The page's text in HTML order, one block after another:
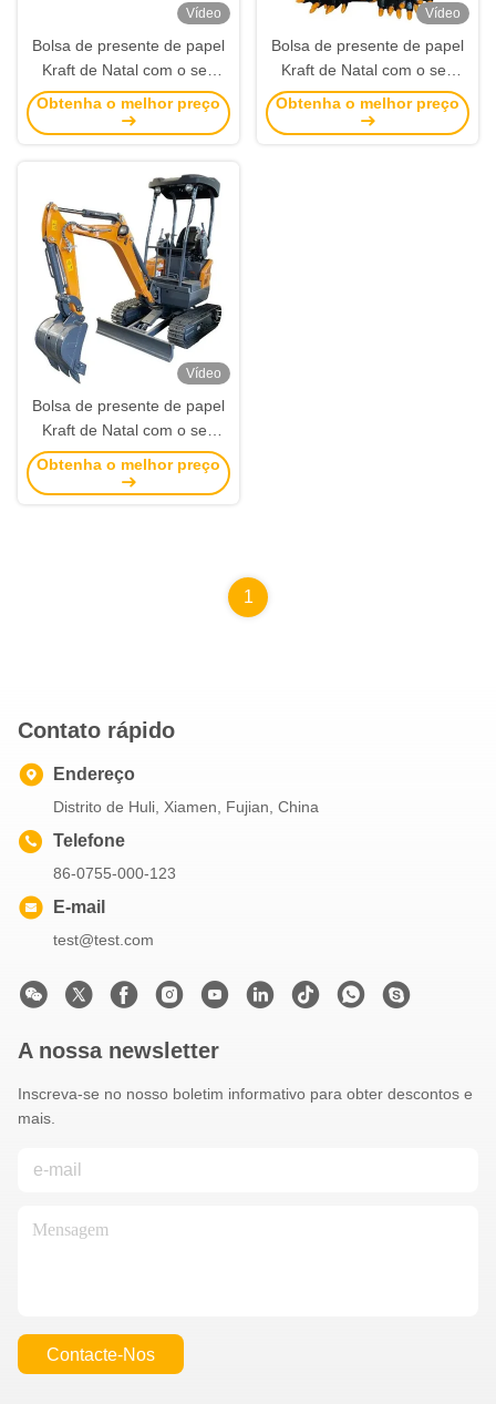
Vídeo
Bolsa de presente de papel
Kraft de Natal com o seu
próprio logotipo para a festa
de Natal
Obtenha o melhor preço
Vídeo
Bolsa de presente de papel
Kraft de Natal com o seu
próprio logotipo para a festa
de Natal
Obtenha o melhor preço
Vídeo
Bolsa de presente de papel
Kraft de Natal com o seu
próprio logotipo para a festa
de Natal
Obtenha o melhor preço
1
Contato rápido
Endereço
Distrito de Huli, Xiamen, Fujian, China
Telefone
86-0755-000-123
E-mail
test@test.com
A nossa newsletter
Inscreva-se no nosso boletim informativo para obter descontos e
mais.
Contacte-Nos